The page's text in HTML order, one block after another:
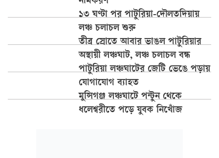
১৩ ঘণ্টা পর পাটুরিয়া-দৌলতদিয়ায়
লঞ্চ চলাচল শুরু
তীব্র স্রোতে আবার ভাঙল পাটুরিয়ার
অস্থায়ী লঞ্চঘাট, লঞ্চ চলাচল বন্ধ
পাটুরিয়া লঞ্চঘাটের জেটি ভেঙে পড়ায়
যোগাযোগ ব্যাহত
মুন্সিগঞ্জ লঞ্চঘাটে পন্টুন থেকে
ধলেশ্বরীতে পড়ে যুবক নিখোঁজ